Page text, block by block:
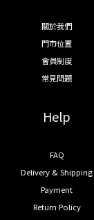
關於我們
門市位置
會員制度
常見問題
Help
FAQ
Delivery & Shipping
Payment
Return Policy